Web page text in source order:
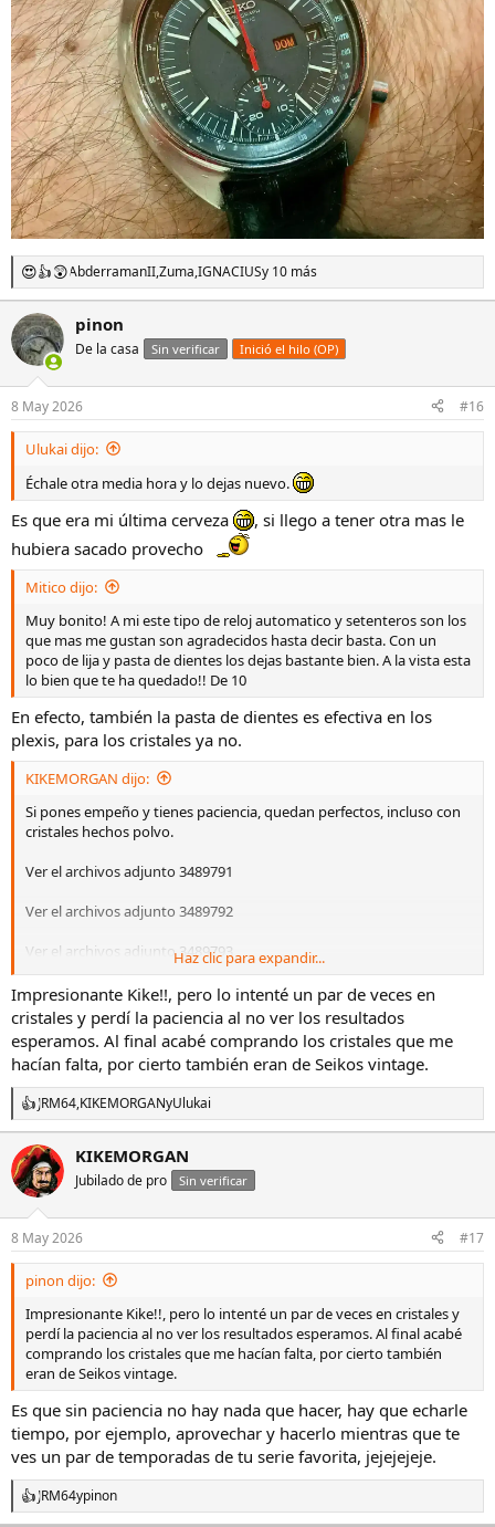
R
e
a
c
c
o
n
e
AbderramanII,Zuma,IGNACIUSy 10 más
pinon
De la casa Sin verificar Inició el hilo (OP)
8 May 2026 #16
Ulukai dijo:
Échale otra media hora y lo dejas nuevo.
Es que era mi última cerveza
, si llego a tener otra mas le
hubiera sacado provecho
Mitico dijo:
Muy bonito! A mi este tipo de reloj automatico y setenteros son los
que mas me gustan son agradecidos hasta decir basta. Con un
poco de lija y pasta de dientes los dejas bastante bien. A la vista esta
lo bien que te ha quedado!! De 10
En efecto, también la pasta de dientes es efectiva en los
plexis, para los cristales ya no.
KIKEMORGAN dijo:
Si pones empeño y tienes paciencia, quedan perfectos, incluso con
cristales hechos polvo.
Ver el archivos adjunto 3489791
Ver el archivos adjunto 3489792
Ver el archivos adjunto 3489793
Ver el archivos adjunto 3489795
Haz clic para expandir...
Impresionante Kike!!, pero lo intenté un par de veces en
cristales y perdí la paciencia al no ver los resultados
esperamos. Al final acabé comprando los cristales que me
hacían falta, por cierto también eran de Seikos vintage.
R
e
a
c
c
o
n
e
JRM64,KIKEMORGANyUlukai
KIKEMORGAN
Jubilado de pro Sin verificar
8 May 2026 #17
pinon dijo:
Impresionante Kike!!, pero lo intenté un par de veces en cristales y
perdí la paciencia al no ver los resultados esperamos. Al final acabé
comprando los cristales que me hacían falta, por cierto también
eran de Seikos vintage.
Es que sin paciencia no hay nada que hacer, hay que echarle
tiempo, por ejemplo, aprovechar y hacerlo mientras que te
ves un par de temporadas de tu serie favorita, jejejejeje.
R
e
JRM64ypinon